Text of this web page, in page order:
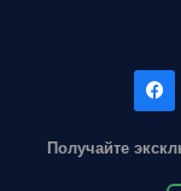
Получайте